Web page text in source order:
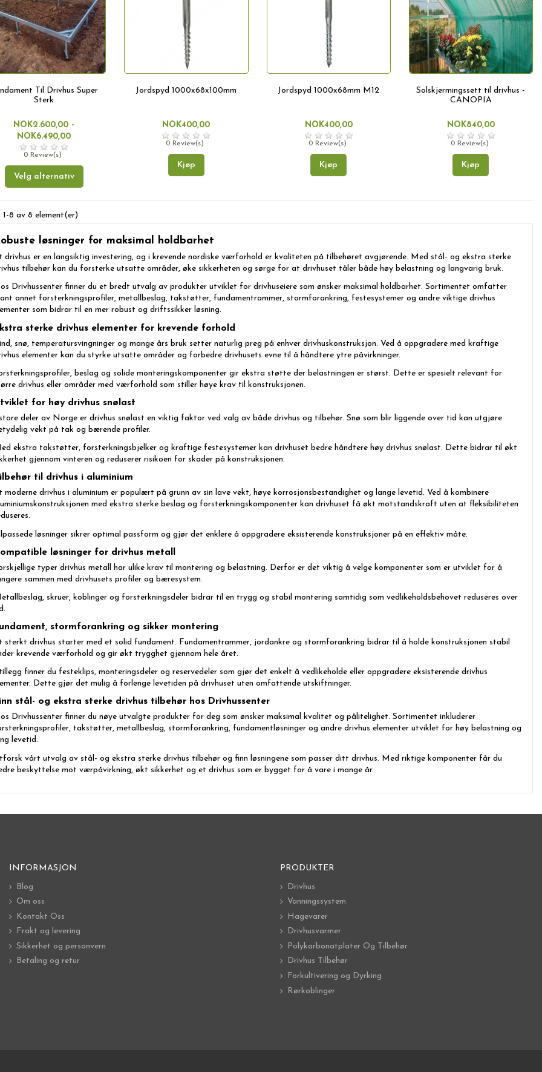
Til Drivhus Super
Sterk
NOK2.600,00 -
NOK6.490,00
0 Review(s)
Velg alternativ
Jordspyd 1000x68x100mm
NOK400,00
0 Review(s)
Kjøp
Jordspyd 1000x68mm M12
NOK400,00
0 Review(s)
Kjøp
Solskjermingssett til drivhus -
CANOPIA
NOK840,00
0 Review(s)
Kjøp
1-8 av 8 element(er)
løsninger for maksimal holdbarhet
drivhus er en langsiktig investering, og i krevende nordiske værforhold er kvaliteten på tilbehøret avgjørende. Med stål- og ekstra sterke
tilbehør kan du forsterke utsatte områder, øke sikkerheten og sørge for at drivhuset tåler både høy belastning og langvarig bruk.
Drivhussenter finner du et bredt utvalg av produkter utviklet for drivhuseiere som ønsker maksimal holdbarhet. Sortimentet omfatter
annet forsterkningsprofiler, metallbeslag, takstøtter, fundamentrammer, stormforankring, festesystemer og andre viktige drivhus
som bidrar til en mer robust og driftssikker løsning.
sterke drivhus elementer for krevende forhold
snø, temperatursvingninger og mange års bruk setter naturlig preg på enhver drivhuskonstruksjon. Ved å oppgradere med kraftige
elementer kan du styrke utsatte områder og forbedre drivhusets evne til å håndtere ytre påvirkninger.
beslag og solide monteringskomponenter gir ekstra støtte der belastningen er størst. Dette er spesielt relevant for
drivhus eller områder med værforhold som stiller høye krav til konstruksjonen.
for høy drivhus snølast
store deler av Norge er drivhus snølast en viktig faktor ved valg av både drivhus og tilbehør. Snø som blir liggende over tid kan utgjøre
vekt på tak og bærende profiler.
ekstra takstøtter, forsterkningsbjelker og kraftige festesystemer kan drivhuset bedre håndtere høy drivhus snølast. Dette bidrar til økt
gjennom vinteren og reduserer risikoen for skader på konstruksjonen.
til drivhus i aluminium
moderne drivhus i aluminium er populært på grunn av sin lave vekt, høye korrosjonsbestandighet og lange levetid. Ved å kombinere
med ekstra sterke beslag og forsterkningskomponenter kan drivhuset få økt motstandskraft uten at fleksibiliteten
løsninger sikrer optimal passform og gjør det enklere å oppgradere eksisterende konstruksjoner på en effektiv måte.
løsninger for drivhus metall
typer drivhus metall har ulike krav til montering og belastning. Derfor er det viktig å velge komponenter som er utviklet for å
sammen med drivhusets profiler og bæresystem.
skruer, koblinger og forsterkningsdeler bidrar til en trygg og stabil montering samtidig som vedlikeholdsbehovet reduseres over
stormforankring og sikker montering
sterkt drivhus starter med et solid fundament. Fundamentrammer, jordankre og stormforankring bidrar til å holde konstruksjonen stabil
krevende værforhold og gir økt trygghet gjennom hele året.
finner du festeklips, monteringsdeler og reservedeler som gjør det enkelt å vedlikeholde eller oppgradere eksisterende drivhus
Dette gjør det mulig å forlenge levetiden på drivhuset uten omfattende utskiftninger.
stål- og ekstra sterke drivhus tilbehør hos Drivhussenter
Drivhussenter finner du nøye utvalgte produkter for deg som ønsker maksimal kvalitet og pålitelighet. Sortimentet inkluderer
takstøtter, metallbeslag, stormforankring, fundamentløsninger og andre drivhus elementer utviklet for høy belastning og
levetid.
vårt utvalg av stål- og ekstra sterke drivhus tilbehør og finn løsningene som passer ditt drivhus. Med riktige komponenter får du
beskyttelse mot værpåvirkning, økt sikkerhet og et drivhus som er bygget for å vare i mange år.
INFORMASJON
Blog
Om oss
Kontakt Oss
Frakt og levering
Sikkerhet og personvern
Betaling og retur
PRODUKTER
Drivhus
Vanningssystem
Hagevarer
Drivhusvarmer
Polykarbonatplater Og Tilbehør
Drivhus Tilbehør
Forkultivering og Dyrking
Rørkoblinger